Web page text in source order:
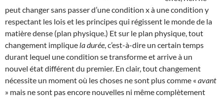
peut changer sans passer d’une condition x à une condition y
respectant les lois et les principes qui régissent le monde de la
matière dense (plan physique.) Et sur le plan physique, tout
changement implique la durée , c’est-à-dire un certain temps
durant lequel une condition se transforme et arrive à un
nouvel état différent du premier. En clair, tout changement
nécessite un moment où les choses ne sont plus comme « avant
» mais ne sont pas encore nouvelles ni même complètement